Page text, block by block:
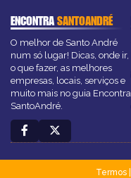
ENCONTRASANTOANDRÉ
O melhor de Santo André
num só lugar! Dicas, onde ir,
o que fazer, as melhores
empresas, locais, serviços e
muito mais no guia Encontra
SantoAndré.
Termos|